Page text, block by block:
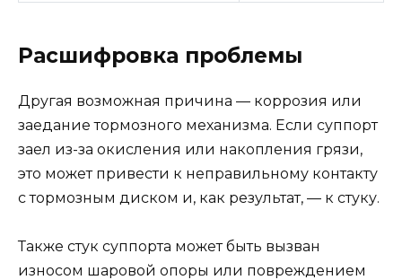
Расшифровка проблемы
Другая возможная причина — коррозия или
заедание тормозного механизма. Если суппорт
заел из-за окисления или накопления грязи,
это может привести к неправильному контакту
с тормозным диском и, как результат, — к стуку.
Также стук суппорта может быть вызван
износом шаровой опоры или повреждением